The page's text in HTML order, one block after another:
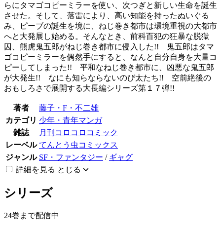
らにタマゴコピーミラーを使い、次つぎと新しい生命を誕生
させた。そして、落雷により、高い知能を持ったぬいぐる
み、ピーブの誕生を境に、ねじ巻き都市は環境重視の大都市
へと大発展し始める。そんなとき、前科百犯の狂暴な脱獄
囚、熊虎鬼五郎がねじ巻き都市に侵入した!! 鬼五郎はタマ
ゴコピーミラーを偶然手にすると、なんと自分自身を大量コ
ピーしてしまった!! 平和なねじ巻き都市に、凶悪な鬼五郎
が大発生!! なにも知らならないのび太たち!! 空前絶後の
おもしろさで展開する大長編シリーズ第１７弾!!
著者
藤子・F・不二雄
カテゴリ 少年・青年マンガ
雑誌
月刊コロコロコミック
レーベル てんとう虫コミックス
ジャンル SF・ファンタジー / ギャグ
詳細を見る とじる
シリーズ
24巻まで配信中